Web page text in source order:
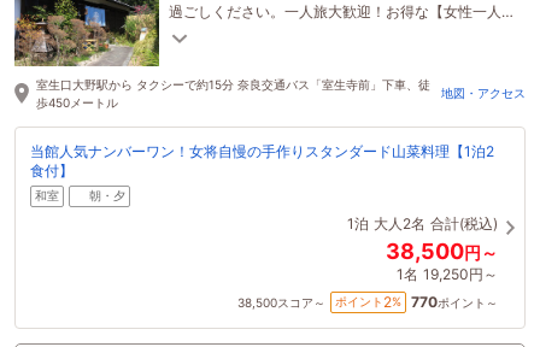
過ごしください。一人旅大歓迎！お得な【女性一人
旅プラン】をご用意しております。
室生口大野駅から タクシーで約15分 奈良交通バス「室生寺前」下車、徒
歩450メートル
地図・アクセス
当館人気ナンバーワン！女将自慢の手作りスタンダード山菜料理【1泊2
食付】
和室 朝・夕
1泊 大人2名 合計(税込)
38,500円～
1名 19,250円～
38,500スコア～ ポイント 2% 770ポイント～